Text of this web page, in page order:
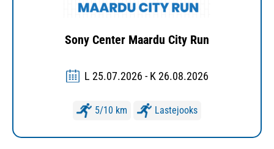
Sony Center Maardu City Run
L 25.07.2026 - K 26.08.2026
5/10 km Lastejooks